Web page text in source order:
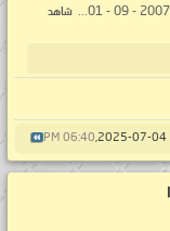
01 - 09 - 2007
شاهد
06:40 PM